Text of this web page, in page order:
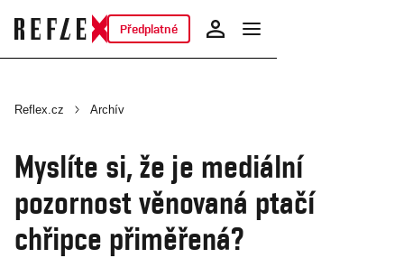
Předplatné
Reflex.cz Archív
Myslíte si, že je mediální
pozornost věnovaná ptačí
chřipce přiměřená?